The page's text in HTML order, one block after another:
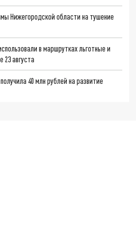
Нижегородской области на тушение
в маршрутках льготные и
23 августа
40 млн рублей на развитие